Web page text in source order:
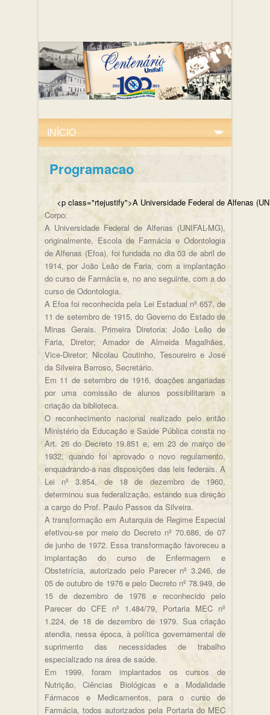
Programacao
<p class="rtejustify">A Universidade Federal
Corpo:
A Universidade Federal de Alfenas (UNIFAL-MG),
originalmente, Escola de Farmácia e Odontologia
de Alfenas (Efoa), foi fundada no dia 03 de abril de
1914, por João Leão de Faria, com a implantação
do curso de Farmácia e, no ano seguinte, com a do
curso de Odontologia.
A Efoa foi reconhecida pela Lei Estadual nº 657, de
11 de setembro de 1915, do Governo do Estado de
Minas Gerais. Primeira Diretoria: João Leão de
Faria, Diretor; Amador de Almeida Magalhães,
Vice-Diretor; Nicolau Coutinho, Tesoureiro e José
da Silveira Barroso, Secretário.
Em 11 de setembro de 1916, doações angariadas
por uma comissão de alunos possibilitaram a
criação da biblioteca.
O reconhecimento nacional realizado pelo então
Ministério da Educação e Saúde Pública consta no
Art. 26 do Decreto 19.851 e, em 23 de março de
1932, quando foi aprovado o novo regulamento,
enquadrando-a nas disposições das leis federais. A
Lei nº 3.854, de 18 de dezembro de 1960,
determinou sua federalização, estando sua direção
a cargo do Prof. Paulo Passos da Silveira.
A transformação em Autarquia de Regime Especial
efetivou-se por meio do Decreto nº 70.686, de 07
de junho de 1972. Essa transformação favoreceu a
implantação do curso de Enfermagem e
Obstetrícia, autorizado pelo Parecer nº 3.246, de
05 de outubro de 1976 e pelo Decreto nº 78.949, de
15 de dezembro de 1976 e reconhecido pelo
Parecer do CFE nº 1.484/79, Portaria MEC nº
1.224, de 18 de dezembro de 1979. Sua criação
atendia, nessa época, à política governamental de
suprimento das necessidades de trabalho
especializado na área de saúde.
Em 1999, foram implantados os cursos de
Nutrição, Ciências Biológicas e a Modalidade
Fármacos e Medicamentos, para o curso de
Farmácia, todos autorizados pela Portaria do MEC